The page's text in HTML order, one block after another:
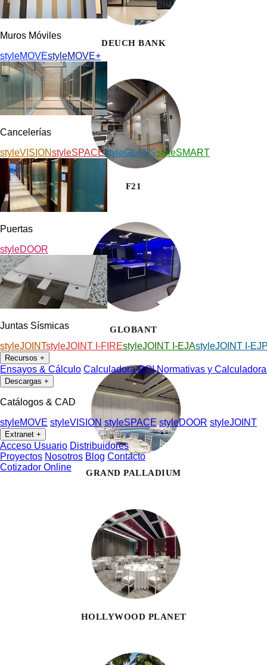
Muros Móviles
styleMOVEstyleMOVE+
Cancelerías
styleVISIONstyleSPACEstyleGLASSstyleSMART
Puertas
styleDOOR
Juntas Sísmicas
styleJOINTstyleJOINT I-FIREstyleJOINT I-EJAstyleJOINT I-
Recursos +
Ensayos & Cálculo Calculadora ROI Normativas y
Descargas +
Catálogos & CAD
styleMOVE styleVISION styleSPACE styleDOOR styleJOINT
Extranet +
Acceso Usuario Distribuidores
Proyectos Nosotros Blog Contacto
Cotizador Online
DEUCH BANK
F21
GLOBANT
GRAND PALLADIUM
HOLLYWOOD PLANET